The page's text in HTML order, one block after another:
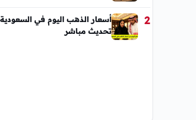
2
تحديث مباشر